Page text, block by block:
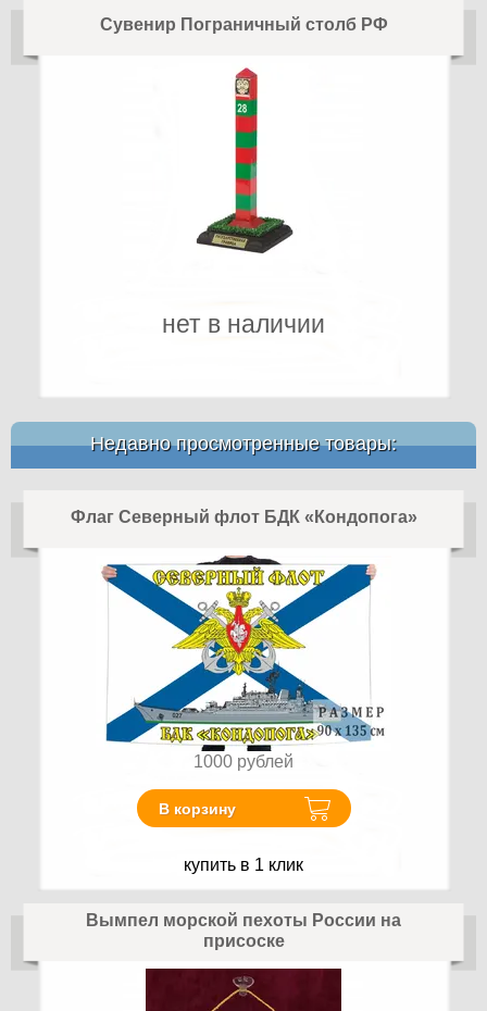
Сувенир Пограничный столб РФ
нет в наличии
Недавно просмотренные товары:
Флаг Северный флот БДК «Кондопога»
1000 рублей
В корзину
купить в 1 клик
Вымпел морской пехоты России на
присоске